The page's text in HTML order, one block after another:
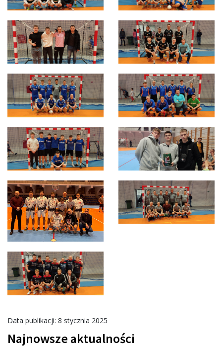
Data publikacji: 8 stycznia 2025
Najnowsze aktualności